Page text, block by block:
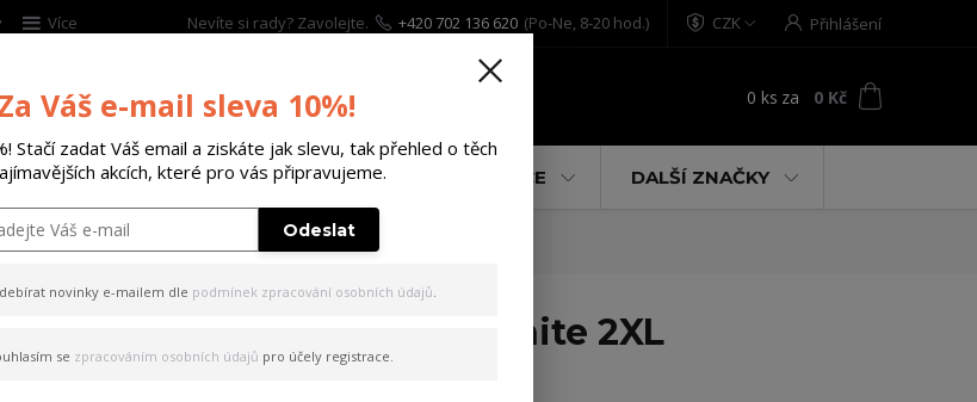
Více CZK Přihlášení
Nevíte si rady? Zavolejte. +420 702 136 620 (Po-Ne, 8-20 hod.)
0 ks za 0 Kč
DOPLŇKY DÁRKOVÉ POUKAZY % AKCE DALŠÍ ZNAČKY
Regular T-Shirt white 2XL
People Regular T-Shirt white 2XL
Váš e-mail sleva 10%!
Stačí zadat Váš email a ziskáte jak slevu, tak přehled o těch
akcích, které pro vás připravujeme.
Odeslat
novinky e-mailem dle podmínek zpracování osobních údajů.
se zpracováním osobních údajů pro účely registrace.